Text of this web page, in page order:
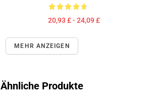
20,93 £ - 24,09 £
MEHR ANZEIGEN
Ähnliche Produkte